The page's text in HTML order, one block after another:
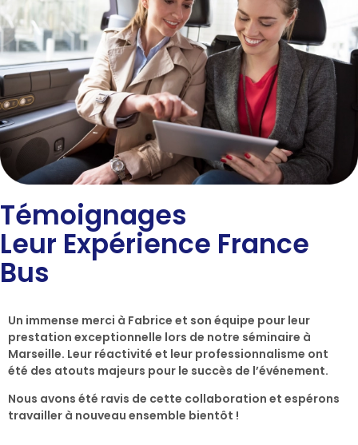
Témoignages
Leur Expérience France
Bus
Un immense merci à Fabrice et son équipe pour leur
prestation exceptionnelle lors de notre séminaire à
Marseille. Leur réactivité et leur professionnalisme ont
été des atouts majeurs pour le succès de l’événement.
Nous avons été ravis de cette collaboration et espérons
travailler à nouveau ensemble bientôt !